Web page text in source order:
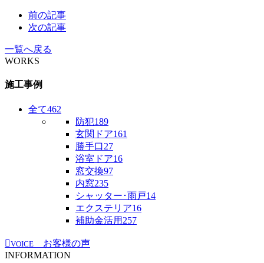
前の記事
次の記事
一覧へ戻る
WORKS
施工事例
全て462
防犯189
玄関ドア161
勝手口27
浴室ドア16
窓交換97
内窓235
シャッター･雨戸14
エクステリア16
補助金活用 257
VOICE
お客様の声
INFORMATION